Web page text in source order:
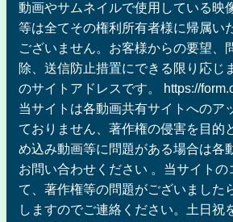
動画やサムネイルで使用している映
等は全てその権利所有者様に帰属い
ございません。お客様からの要望、
除、送信防止措置にできる限り応じ
のサイトアドレスです。 https://
当サイトは各動画共有サイトへのア
ておりません、著作権の侵害を目的
め込み動画等に問題がある場合は各
お問い合わせください 。当サイトの
て、著作権等の問題がございました
しますのでご連絡ください。土日祝